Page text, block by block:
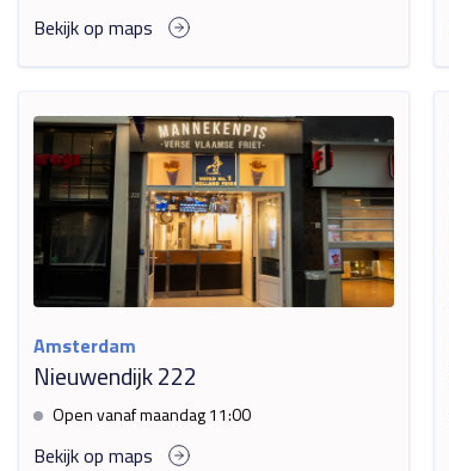
Bekijk op maps
Amsterdam
Nieuwendijk 222
Open vanaf maandag 11:00
Bekijk op maps